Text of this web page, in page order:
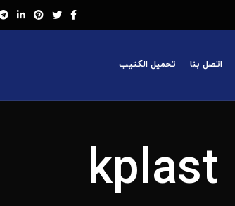
اتصل بنا تحميل الكتيب
kplast